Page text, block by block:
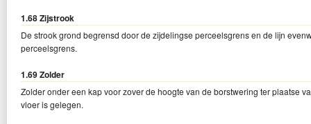
1.68 Zijstrook
De strook grond begrensd door de zijdelingse perceelsgrens en de lijn
perceelsgrens.
1.69 Zolder
Zolder onder een kap voor zover de hoogte van de borstwering ter plaatse
vloer is gelegen.